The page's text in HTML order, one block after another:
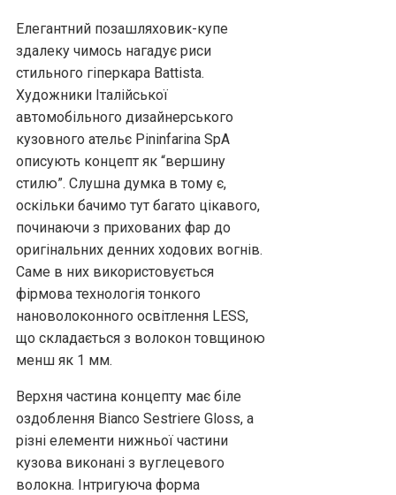
Елегантний позашляховик-купе
здалеку чимось нагадує риси
стильного гіперкара Battista.
Художники Італійської
автомобільного дизайнерського
кузовного ательє Pininfarina SpA
описують концепт як “вершину
стилю”. Слушна думка в тому є,
оскільки бачимо тут багато цікавого,
починаючи з прихованих фар до
оригінальних денних ходових вогнів.
Саме в них використовується
фірмова технологія тонкого
нановолоконного освітлення LESS,
що складається з волокон товщиною
менш як 1 мм.
Верхня частина концепту має біле
оздоблення Bianco Sestriere Gloss, а
різні елементи нижньої частини
кузова виконані з вуглецевого
волокна. Інтригуюча форма